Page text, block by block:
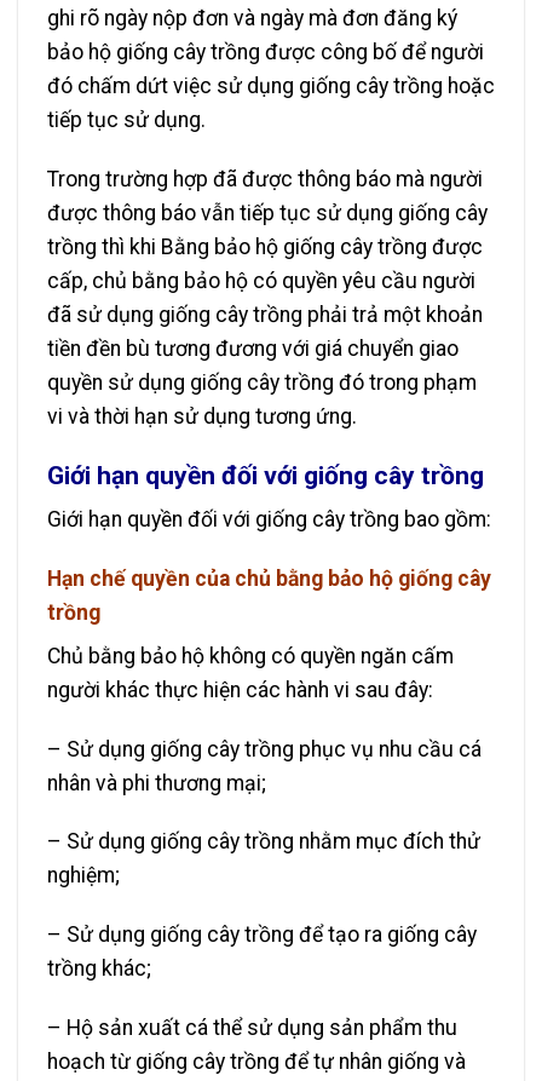
ghi rõ ngày nộp đơn và ngày mà đơn đăng ký
bảo hộ giống cây trồng được công bố để người
đó chấm dứt việc sử dụng giống cây trồng hoặc
tiếp tục sử dụng.
Trong trường hợp đã được thông báo mà người
được thông báo vẫn tiếp tục sử dụng giống cây
trồng thì khi Bằng bảo hộ giống cây trồng được
cấp, chủ bằng bảo hộ có quyền yêu cầu người
đã sử dụng giống cây trồng phải trả một khoản
tiền đền bù tương đương với giá chuyển giao
quyền sử dụng giống cây trồng đó trong phạm
vi và thời hạn sử dụng tương ứng.
Giới hạn quyền đối với giống cây trồng
Giới hạn quyền đối với giống cây trồng bao gồm:
Hạn chế quyền của chủ bằng bảo hộ giống cây
trồng
Chủ bằng bảo hộ không có quyền ngăn cấm
người khác thực hiện các hành vi sau đây:
– Sử dụng giống cây trồng phục vụ nhu cầu cá
nhân và phi thương mại;
– Sử dụng giống cây trồng nhằm mục đích thử
nghiệm;
– Sử dụng giống cây trồng để tạo ra giống cây
trồng khác;
– Hộ sản xuất cá thể sử dụng sản phẩm thu
hoạch từ giống cây trồng để tự nhân giống và